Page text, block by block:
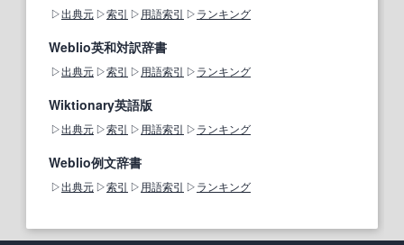
出典元 索引 用語索引 ランキング
Weblio英和対訳辞書
出典元 索引 用語索引 ランキング
Wiktionary英語版
出典元 索引 用語索引 ランキング
Weblio例文辞書
出典元 索引 用語索引 ランキング